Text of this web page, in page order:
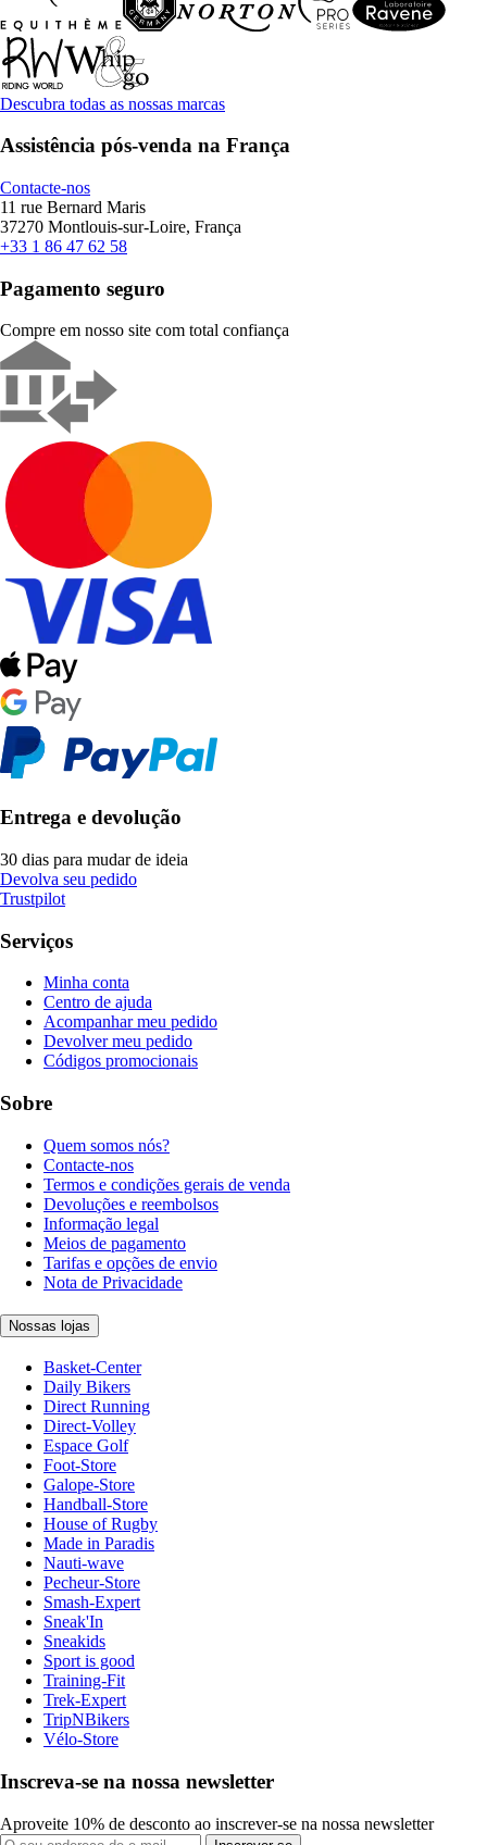
Descubra todas as nossas marcas
Assistência pós-venda na França
Contacte-nos
11 rue Bernard Maris
37270 Montlouis-sur-Loire, França
+33 1 86 47 62 58
Pagamento seguro
Compre em nosso site com total confiança
Entrega e devolução
30 dias para mudar de ideia
Devolva seu pedido
Trustpilot
Serviços
Minha conta
Centro de ajuda
Acompanhar meu pedido
Devolver meu pedido
Códigos promocionais
Sobre
Quem somos nós?
Contacte-nos
Termos e condições gerais de venda
Devoluções e reembolsos
Informação legal
Meios de pagamento
Tarifas e opções de envio
Nota de Privacidade
Nossas lojas
Basket-Center
Daily Bikers
Direct Running
Direct-Volley
Espace Golf
Foot-Store
Galope-Store
Handball-Store
House of Rugby
Made in Paradis
Nauti-wave
Pecheur-Store
Smash-Expert
Sneak'In
Sneakids
Sport is good
Training-Fit
Trek-Expert
TripNBikers
Vélo-Store
Inscreva-se na nossa newsletter
Aproveite 10% de desconto ao inscrever-se na nossa newsletter